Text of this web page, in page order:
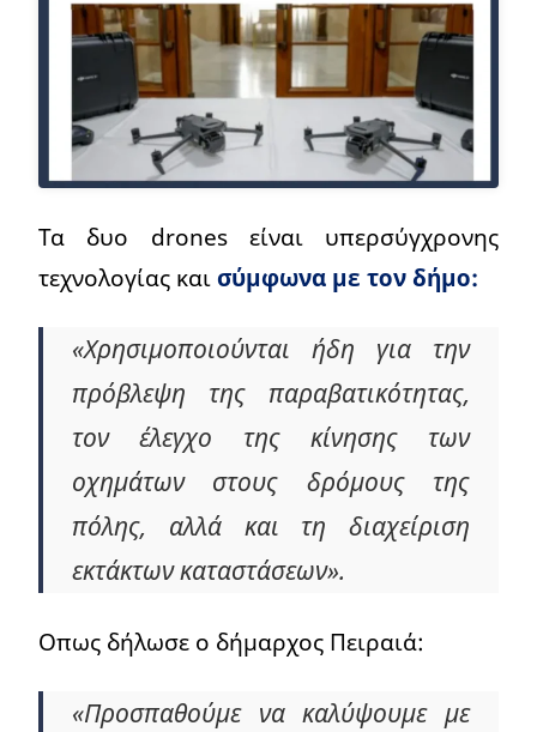
Τα δυο drones είναι υπερσύγχρονης
τεχνολογίας καισύμφωνα με τον δήμο:
«Χρησιμοποιούνται ήδη για την
πρόβλεψη της παραβατικότητας,
τον έλεγχο της κίνησης των
οχημάτων στους δρόμους της
πόλης, αλλά και τη διαχείριση
εκτάκτων καταστάσεων».
Οπως δήλωσε ο δήμαρχος Πειραιά:
«Προσπαθούμε να καλύψουμε με